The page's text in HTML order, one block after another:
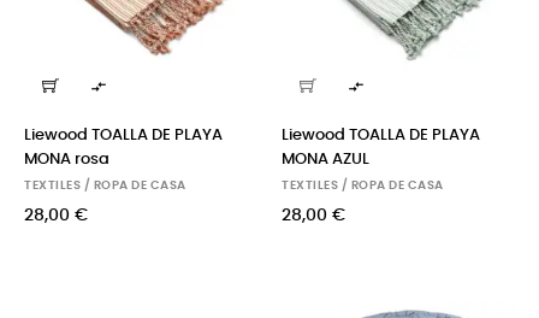

Liewood TOALLA DE PLAYA
MONA rosa
TEXTILES / ROPA DE CASA
28,00 €

Liewood TOALLA DE PLAYA
MONA AZUL
TEXTILES / ROPA DE CASA
28,00 €